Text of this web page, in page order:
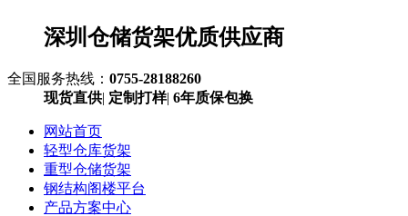
深圳仓储货架优质供应商
全国服务热线： 0755-28188260
现货直供| 定制打样| 6年质保包换
网站首页
轻型仓库货架
重型仓储货架
钢结构阁楼平台
产品方案中心